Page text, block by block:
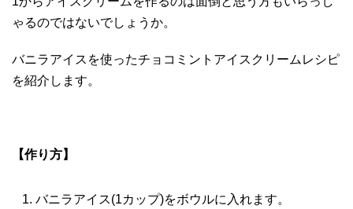
ゃるのではないでしょうか。
バニラアイスを使ったチョコミントアイスクリームレシピ
を紹介します。
【作り方】
バニラアイス(1カップ)をボウルに入れます。